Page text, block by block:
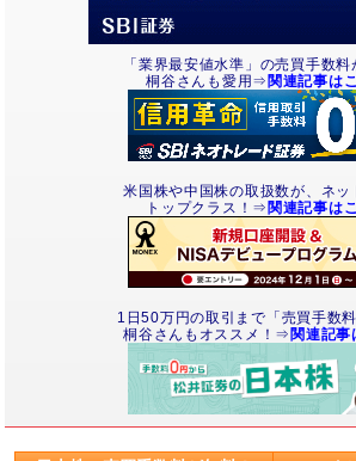
「業界最安値水準」の売買手数料
桐谷さんも愛用⇒ 関連記事は
米国株や中国株の取扱数が、ネッ
トップクラス！⇒ 関連記事は
1日50万円の取引まで「売買手数
桐谷さんもオススメ！⇒ 関連記事